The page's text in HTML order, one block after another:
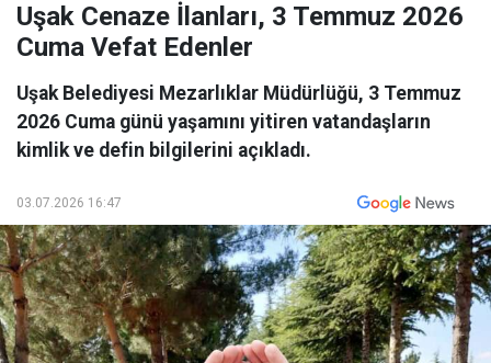
Uşak Cenaze İlanları, 3 Temmuz 2026
Cuma Vefat Edenler
Uşak Belediyesi Mezarlıklar Müdürlüğü, 3 Temmuz
2026 Cuma günü yaşamını yitiren vatandaşların
kimlik ve defin bilgilerini açıkladı.
03.07.2026 16:47